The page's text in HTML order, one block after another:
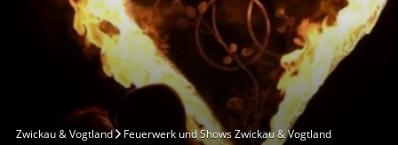
Zwickau & Vogtland Feuerwerk und Shows Zwickau & Vogtland